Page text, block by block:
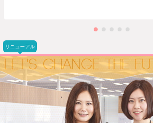
リニューアル